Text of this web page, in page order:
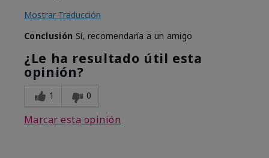
Mostrar Traducción
Conclusión Sí, recomendaría a un amigo
¿Le ha resultado útil esta
opinión?
1 0
Marcar esta opinión